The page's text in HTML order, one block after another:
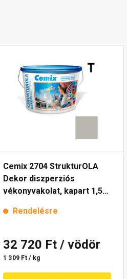
Cemix 2704 StrukturOLA
Dekor diszperziós
vékonyvakolat, kapart 1,5
Rendelésre
32 720 Ft / vödör
1 309 Ft / kg